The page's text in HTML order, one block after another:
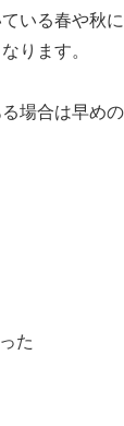
いる春や秋
ります。
場合は早め
た